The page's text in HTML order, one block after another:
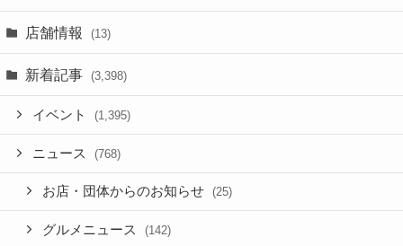
店舗情報 (13)
新着記事 (3,398)
イベント (1,395)
ニュース (768)
お店・団体からのお知らせ (25)
グルメニュース (142)